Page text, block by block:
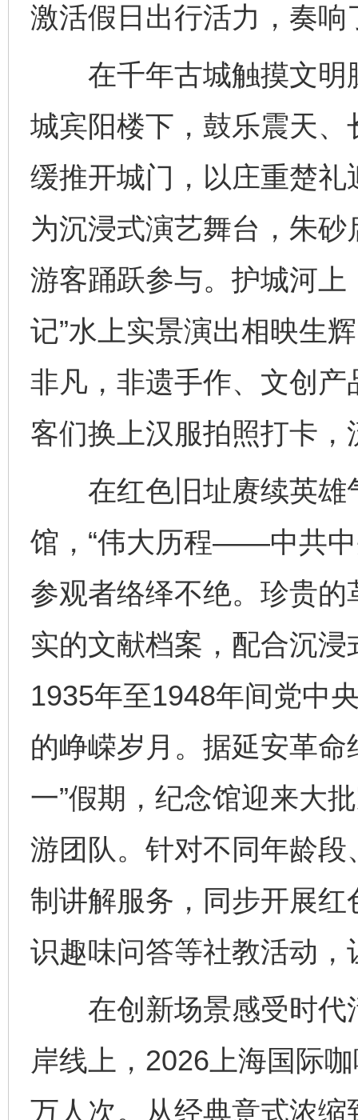
激活假日出行活力，奏响
在千年古城触摸文明
城宾阳楼下，鼓乐震天
缓推开城门，以庄重楚
为沉浸式演艺舞台，朱
游客踊跃参与。护城河上
记”水上实景演出相映生
非凡，非遗手作、文创
客们换上汉服拍照打卡，
在红色旧址赓续英雄
馆，“伟大历程——中共中
参观者络绎不绝。珍贵
实的文献档案，配合沉
1935年至1948年间党中
的峥嵘岁月。据延安革
一”假期，纪念馆迎来大
游团队。针对不同年龄
制讲解服务，同步开展
识趣味问答等社教活动
在创新场景感受时代
岸线上，2026上海国际
万人次。从经典意式浓